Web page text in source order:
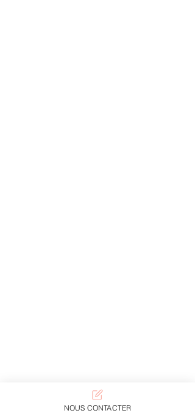
NOUS CONTACTER